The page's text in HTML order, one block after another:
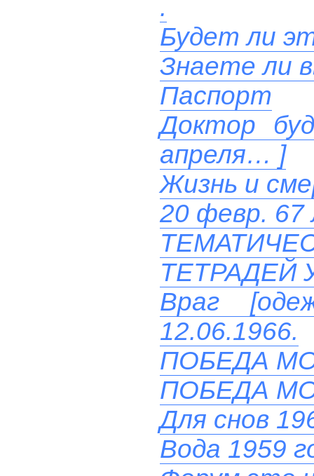
.
Будет ли
Знаете ли
Паспорт
Доктор
апреля… ]
Жизнь и
20 февр.
ТЕТРАДЕЙ
Враг
12.06.1966.
ПОБЕДА
ПОБЕДА
Для снов
Вода 1959